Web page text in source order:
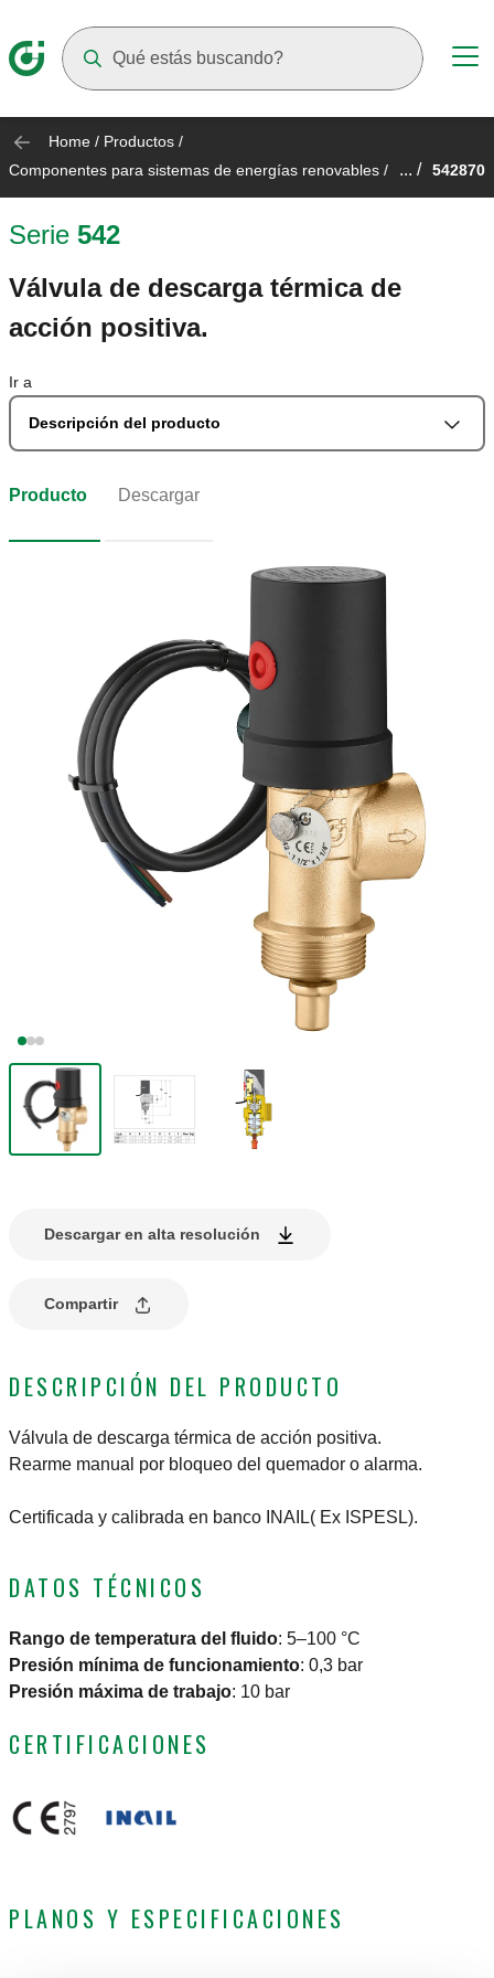
Home / Productos /
Componentes para sistemas de energías renovables / ... / 542870
Serie 542
Válvula de descarga térmica de
acción positiva.
Ir a
Descripción del producto
Producto Descargar
Descargar en alta resolución
Compartir
DESCRIPCIÓN DEL PRODUCTO
Válvula de descarga térmica de acción positiva.
Rearme manual por bloqueo del quemador o alarma.
Certificada y calibrada en banco INAIL( Ex ISPESL).
DATOS TÉCNICOS
Rango de temperatura del fluido: 5–100 °C
Presión mínima de funcionamiento: 0,3 bar
Presión máxima de trabajo: 10 bar
CERTIFICACIONES
PLANOS Y ESPECIFICACIONES